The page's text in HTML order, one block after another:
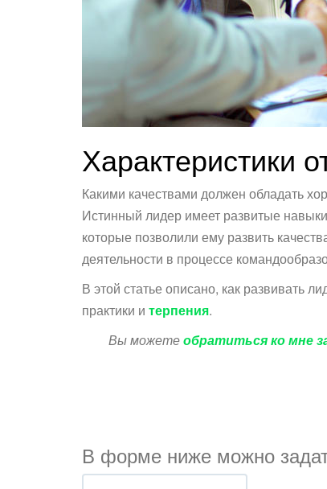
Характеристики
Какими качествами должен обладать
Истинный лидер имеет развитые
которые позволили ему развить
деятельности в процессе
В этой статье описано, как развивать
практики и терпения.
Вы можетеобратиться ко мне
В форме ниже можно